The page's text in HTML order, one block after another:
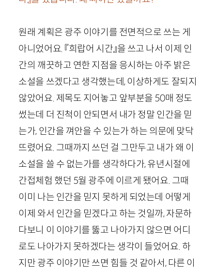
원래 계획은 광주 이야기를 전면적으로 쓰는 게
아니었어요. 『희랍어 시간』을 쓰고 나서 이제 인
간의 깨끗하고 연한 지점을 응시하는 아주 밝은
소설을 쓰겠다고 생각했는데, 이상하게도 잘되지
않았어요. 제목도 지어놓고 앞부분을 50매 정도
썼는데 더 진척이 안되면서 내가 정말 인간을 믿
는가, 인간을 껴안을 수 있는가 하는 의문에 맞닥
뜨렸어요. 그때까지 쓰던 걸 그만두고 내가 왜 이
소설을 쓸 수 없는가를 생각하다가, 유년시절에
간접체험 했던 5월 광주에 이르게 됐어요. 그때
이미 나는 인간을 믿지 못하게 되었는데 어떻게
이제 와서 인간을 믿겠다고 하는 것일까, 자문하
다보니 이 이야기를 뚫고 나아가지 않으면 어디
로도 나아가지 못하겠다는 생각이 들었어요. 하
지만 광주 이야기만 쓰면 힘들 것 같아서, 다른 이